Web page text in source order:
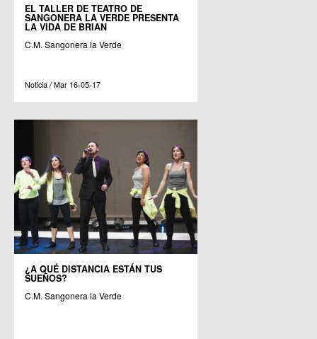
EL TALLER DE TEATRO DE
SANGONERA LA VERDE PRESENTA
LA VIDA DE BRIAN
C.M. Sangonera la Verde
Noticia / Mar 16-05-17
¿A QUÉ DISTANCIA ESTÁN TUS
SUEÑOS?
C.M. Sangonera la Verde